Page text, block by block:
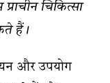
चिकित्सा
हैं।
और उपयोग